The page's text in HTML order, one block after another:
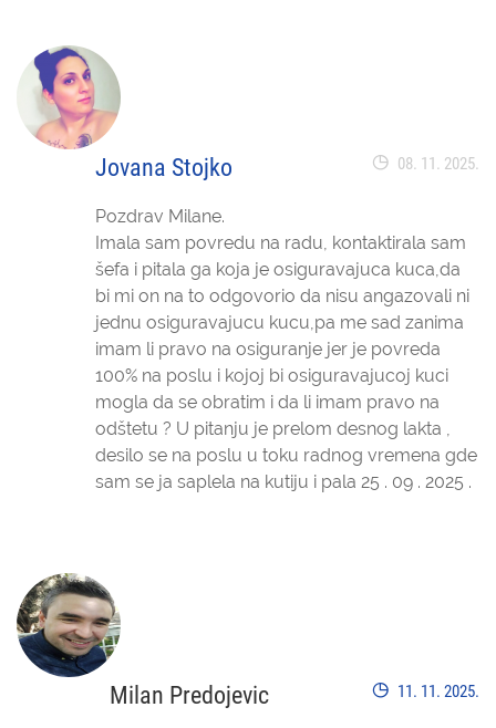
Jovana Stojko 08. 11. 2025.
Pozdrav Milane.
Imala sam povredu na radu, kontaktirala sam
šefa i pitala ga koja je osiguravajuca kuca,da
bi mi on na to odgovorio da nisu angazovali ni
jednu osiguravajucu kucu,pa me sad zanima
imam li pravo na osiguranje jer je povreda
100% na poslu i kojoj bi osiguravajucoj kuci
mogla da se obratim i da li imam pravo na
odštetu ? U pitanju je prelom desnog lakta ,
desilo se na poslu u toku radnog vremena gde
sam se ja saplela na kutiju i pala 25 . 09 . 2025 .
Milan Predojevic 11. 11. 2025.